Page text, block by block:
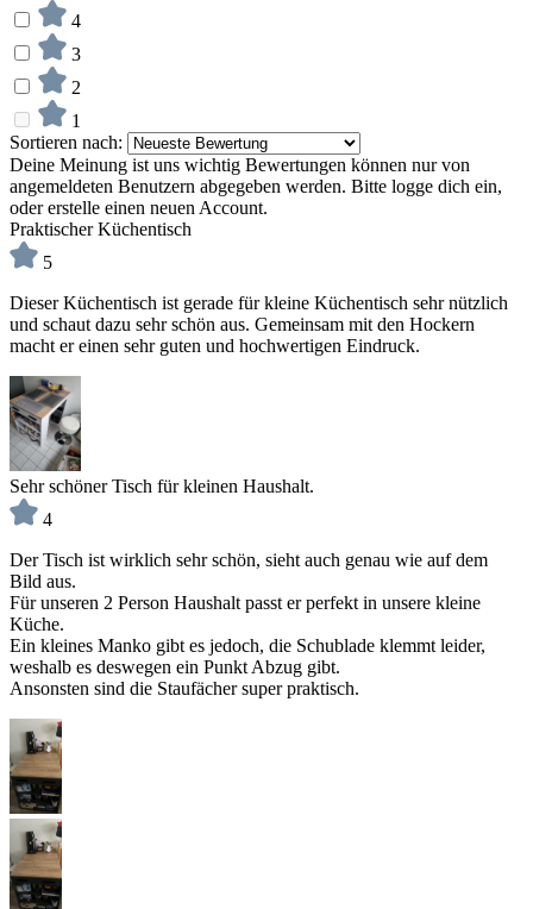
4
3
2
1
Sortieren nach:
Deine Meinung ist uns wichtig Bewertungen können nur von
angemeldeten Benutzern abgegeben werden. Bitte logge dich ein,
oder erstelle einen neuen Account.
Praktischer Küchentisch
5
Dieser Küchentisch ist gerade für kleine Küchentisch sehr nützlich
und schaut dazu sehr schön aus. Gemeinsam mit den Hockern
macht er einen sehr guten und hochwertigen Eindruck.
Sehr schöner Tisch für kleinen Haushalt.
4
Der Tisch ist wirklich sehr schön, sieht auch genau wie auf dem
Bild aus.
Für unseren 2 Person Haushalt passt er perfekt in unsere kleine
Küche.
Ein kleines Manko gibt es jedoch, die Schublade klemmt leider,
weshalb es deswegen ein Punkt Abzug gibt.
Ansonsten sind die Staufächer super praktisch.